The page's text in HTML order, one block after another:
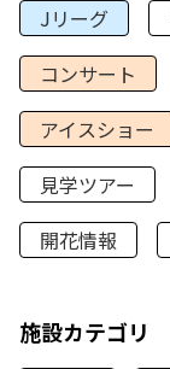
Jリーグ
コンサート
アイスショー
見学ツアー
開花情報
施設カテゴリ